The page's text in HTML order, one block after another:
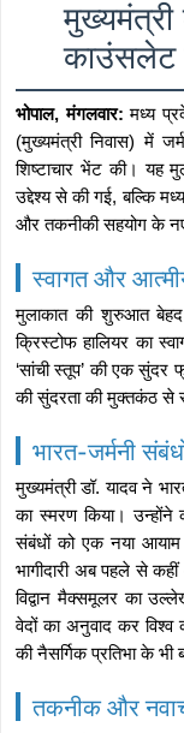
मुख्यमंत्री
काउंसलेट
भोपाल, मंगलवार: मध्य
(मुख्यमंत्री निवास) में
शिष्टाचार भेंट की। यह
उद्देश्य से की गई, बल्कि
और तकनीकी सहयोग के नए
स्वागत और
मुलाकात की शुरुआत बेहद
क्रिस्टोफ हालियर का
‘सांची स्तूप’ की एक सुंदर
की सुंदरता की मुक्तकंठ से
भारत-जर्मनी
मुख्यमंत्री डॉ. यादव ने
का स्मरण किया। उन्होंने
संबंधों को एक नया आयाम
भागीदारी अब पहले से
विद्वान मैक्समूलर का
वेदों का अनुवाद कर विश्व
की नैसर्गिक प्रतिभा के
तकनीक और